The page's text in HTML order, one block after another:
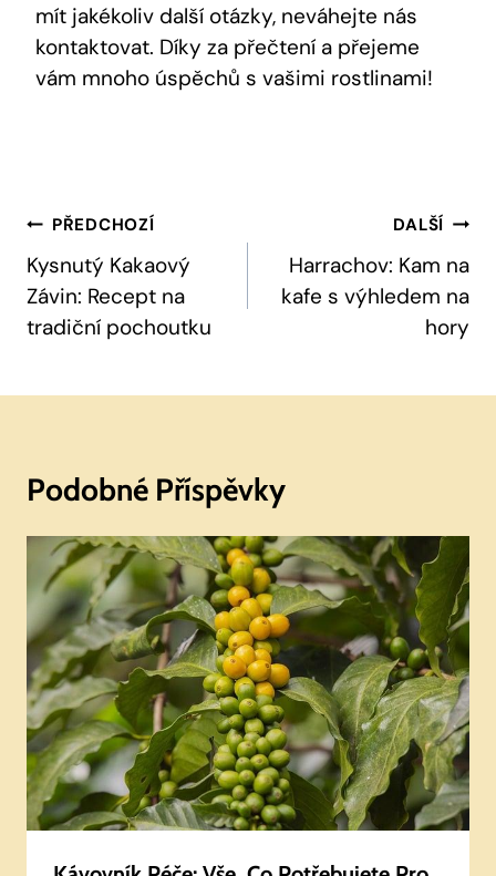
mít jakékoliv další otázky, neváhejte nás
kontaktovat. Díky za přečtení a přejeme
vám mnoho úspěchů s vašimi rostlinami!
Navigace
Pro
Příspěvek
PŘEDCHOZÍ
Kysnutý Kakaový
Závin: Recept na
tradiční pochoutku
DALŠÍ
Harrachov: Kam na
kafe s výhledem na
hory
Podobné Příspěvky